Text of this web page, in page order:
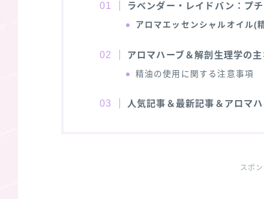
ラベンダー・レイドバン：プ
アロマエッセンシャルオイル(
アロマハーブ＆解剖生理学の
精油の使用に関する注意事項
人気記事＆最新記事＆アロマ
スポ